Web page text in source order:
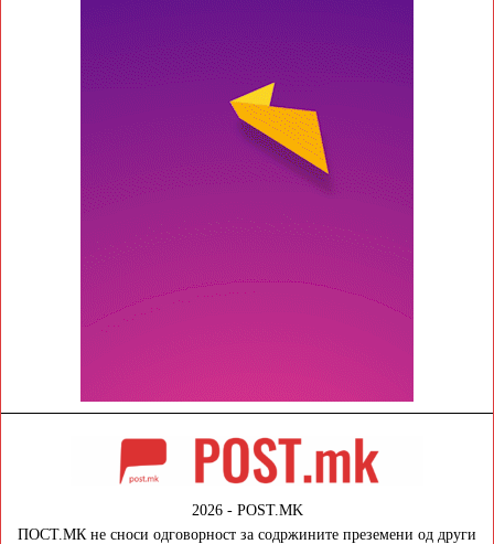
2026 - POST.MK
ПОСТ.МК не сноси одговорност за содржините преземени од други